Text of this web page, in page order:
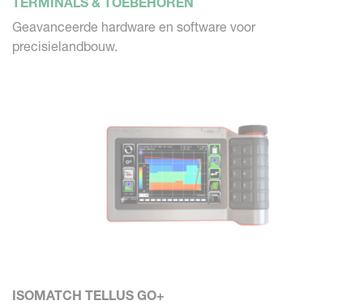
Geavanceerde hardware en software voor
precisielandbouw.
ISOMATCH TELLUS GO+